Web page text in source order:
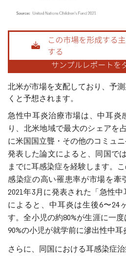
画像 © Mordor Intelligence。再利用にはCC
北米が市場を支配しており、予
くと予想されます。
急性中耳炎治療市場は、中耳炎
り、北米地域で最大のシェアを
に米国国立聾・その他のコミュ
発表した論文によると、同国で
までに耳感染症を経験します。
感染症の高い罹患率が市場を牽
2021年3月に発表された「急性
によると、中耳炎は生後6〜24
す。全小児の約80%が生涯に一
90%の小児が就学前に滲出性中耳
さらに、同国における耳感染症